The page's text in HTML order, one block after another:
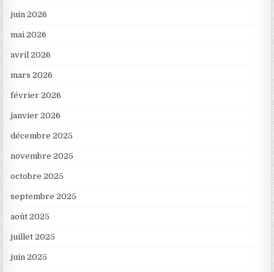
juin 2026
mai 2026
avril 2026
mars 2026
février 2026
janvier 2026
décembre 2025
novembre 2025
octobre 2025
septembre 2025
août 2025
juillet 2025
juin 2025